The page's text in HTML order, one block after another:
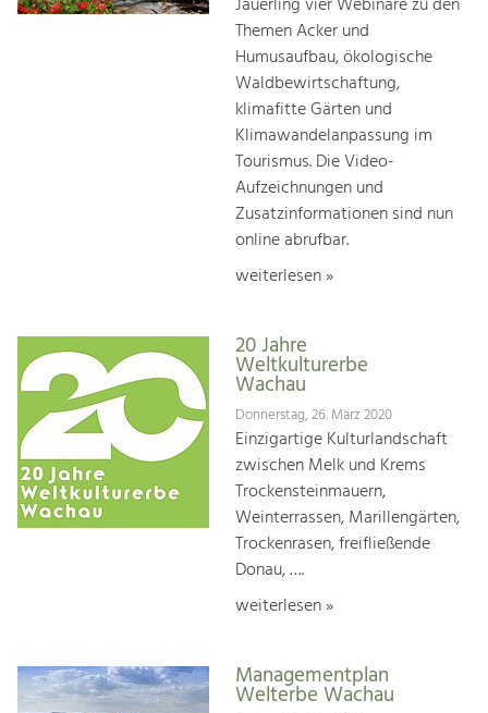
Themen Acker und
Humusaufbau, ökologische
Waldbewirtschaftung,
klimafitte Gärten und
Klimawandelanpassung im
Tourismus. Die Video-
Aufzeichnungen und
Zusatzinformationen sind nun
online abrufbar.
weiterlesen »
20 Jahre
Weltkulturerbe
Wachau
Donnerstag, 26. März 2020
Einzigartige Kulturlandschaft
zwischen Melk und Krems
Trockensteinmauern,
Weinterrassen, Marillengärten,
Trockenrasen, freifließende
Donau, ….
weiterlesen »
Managementplan
Welterbe Wachau